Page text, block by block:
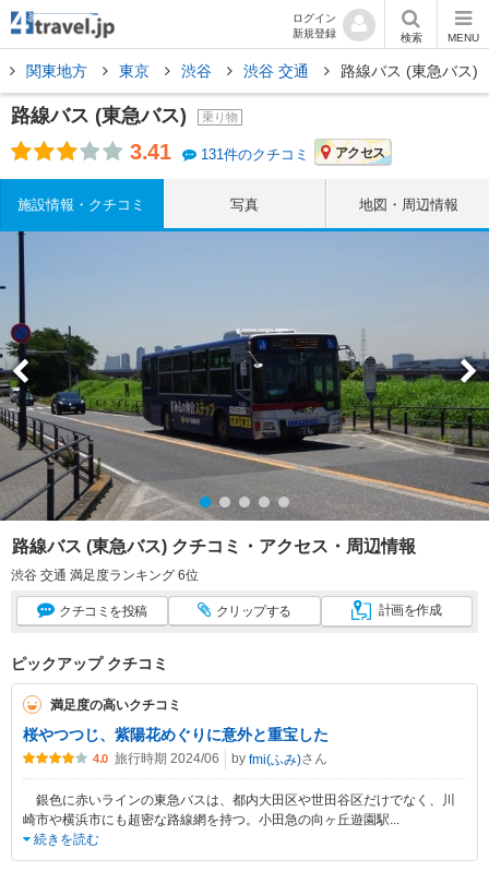
ログイン
新規登録
検索 MENU
関東地方 東京 渋谷 渋谷 交通 路線バス (東急バス)
路線バス (東急バス) 乗り物
3.41 131件のクチコミ アクセス
施設情報・クチコミ 写真 地図・周辺情報
路線バス (東急バス) クチコミ・アクセス・周辺情報
渋谷 交通 満足度ランキング 6位
クチコミ を投稿 クリップする 計画を作成
ピックアップ クチコミ
満足度の高いクチコミ
桜やつつじ、紫陽花めぐりに意外と重宝した
4.0 旅行時期 2024/06 by fmi(ふみ)さん
銀色に赤いラインの東急バスは、都内大田区や世田谷区だけでなく、川
崎市や横浜市にも超密な路線網を持つ。小田急の向ヶ丘遊園駅...
続きを読む